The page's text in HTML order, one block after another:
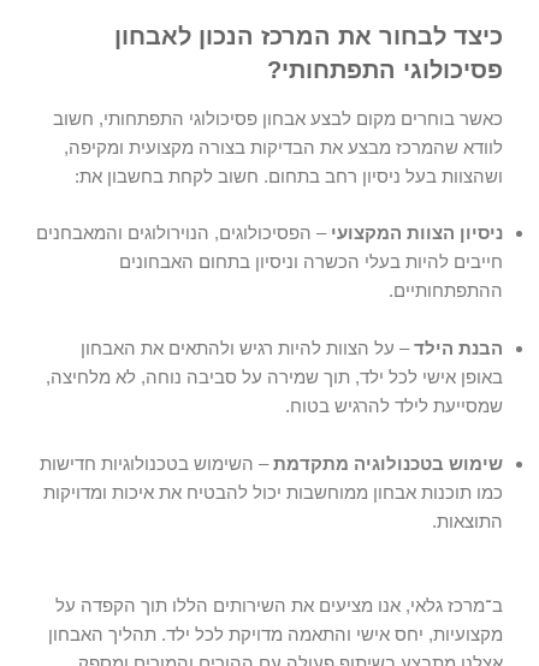
כיצד לבחור את המרכז הנכון לאבחון
פסיכולוגי התפתחותי?
כאשר בוחרים מקום לבצע אבחון פסיכולוגי התפתחותי, חשוב
לוודא שהמרכז מבצע את הבדיקות בצורה מקצועית ומקיפה,
ושהצוות בעל ניסיון רחב בתחום. חשוב לקחת בחשבון את:
ניסיון הצוות המקצועי – הפסיכולוגים, הנוירולוגים והמאבחנים
חייבים להיות בעלי הכשרה וניסיון בתחום האבחונים
ההתפתחותיים.
הבנת הילד– על הצוות להיות רגיש ולהתאים את האבחון
באופן אישי לכל ילד, תוך שמירה על סביבה נוחה, לא מלחיצה,
שמסייעת לילד להרגיש בטוח.
שימוש בטכנולוגיה מתקדמת– השימוש בטכנולוגיות חדישות
כמו תוכנות אבחון ממוחשבות יכול להבטיח את איכות ומדויקות
התוצאות.
ב־מרכז גלאי, אנו מציעים את השירותים הללו תוך הקפדה על
מקצועיות, יחס אישי והתאמה מדויקת לכל ילד. תהליך האבחון